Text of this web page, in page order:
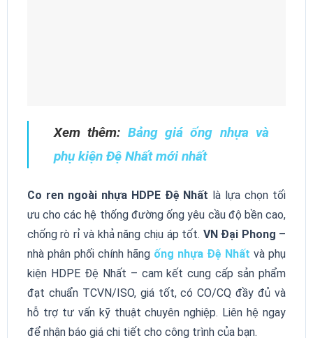
Xem thêm: Bảng giá ống nhựa và
phụ kiện Đệ Nhất mới nhất
Co ren ngoài nhựa HDPE Đệ Nhất là lựa chọn tối
ưu cho các hệ thống đường ống yêu cầu độ bền cao,
chống rò rỉ và khả năng chịu áp tốt. VN Đại Phong –
nhà phân phối chính hãng ống nhựa Đệ Nhất và phụ
kiện HDPE Đệ Nhất – cam kết cung cấp sản phẩm
đạt chuẩn TCVN/ISO, giá tốt, có CO/CQ đầy đủ và
hỗ trợ tư vấn kỹ thuật chuyên nghiệp. Liên hệ ngay
để nhận báo giá chi tiết cho công trình của bạn.